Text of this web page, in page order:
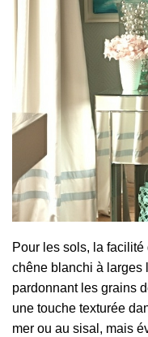
Pour les sols, la facilité
chêne blanchi à larges
pardonnant les grains
une touche texturée
mer ou au sisal, mais